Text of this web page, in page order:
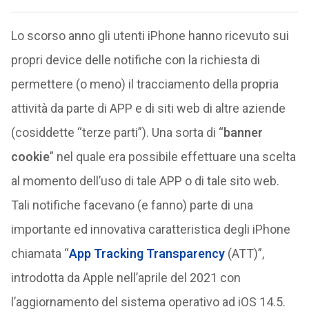
Lo scorso anno gli utenti iPhone hanno ricevuto sui
propri device delle notifiche con la richiesta di
permettere (o meno) il tracciamento della propria
attività da parte di APP e di siti web di altre aziende
(cosiddette “terze parti”). Una sorta di “banner
cookie” nel quale era possibile effettuare una scelta
al momento dell’uso di tale APP o di tale sito web.
Tali notifiche facevano (e fanno) parte di una
importante ed innovativa caratteristica degli iPhone
chiamata “App Tracking Transparency(ATT)”,
introdotta da Apple nell’aprile del 2021 con
l’aggiornamento del sistema operativo ad iOS 14.5.